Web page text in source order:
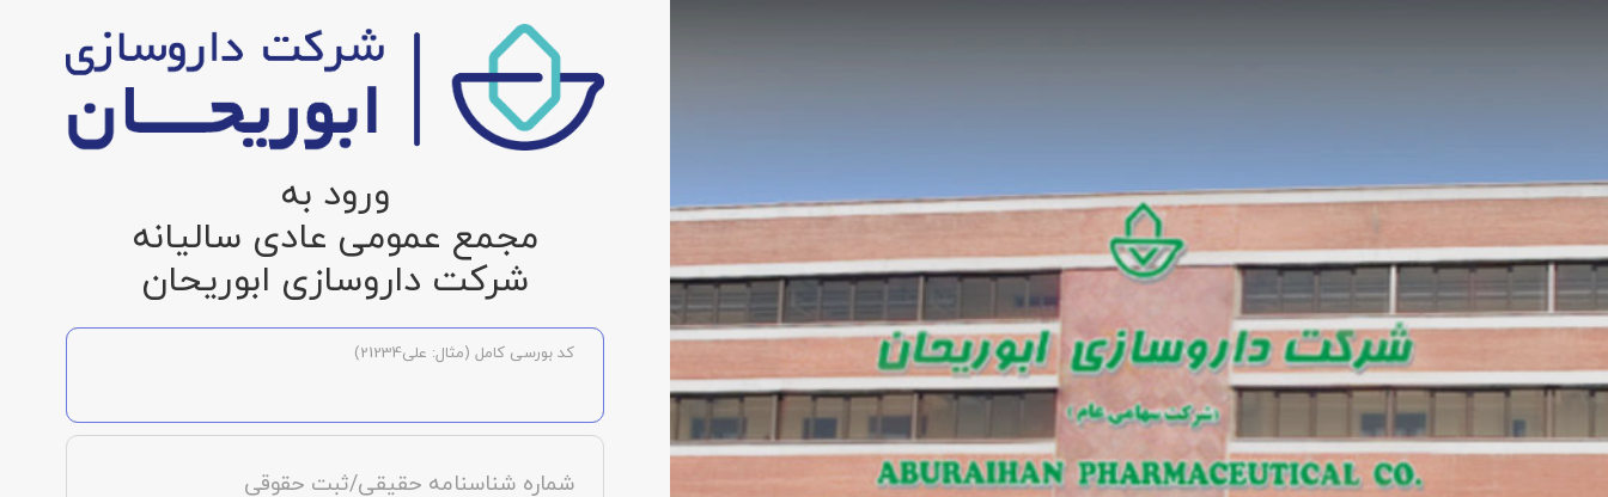
ورود به
مجمع عمومی عادی سالیانه
شرکت داروسازی ابوریحان
کد بورسی کامل (مثال: علی21234)
شماره شناسنامه حقیقی/ثبت حقوقی